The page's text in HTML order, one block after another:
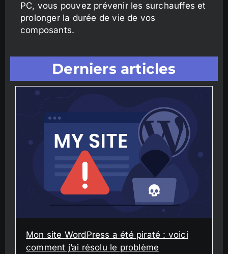
PC, vous pouvez prévenir les surchauffes et
prolonger la durée de vie de vos
composants.
Derniers articles
Mon site WordPress a été piraté : voici
comment j’ai résolu le problème